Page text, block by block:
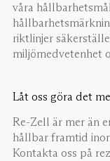
våra
riktlinjer
miljömedvetenhet
Låt oss göra det
Re-Zell är mer än
hållbar framtid
Kontakta oss på